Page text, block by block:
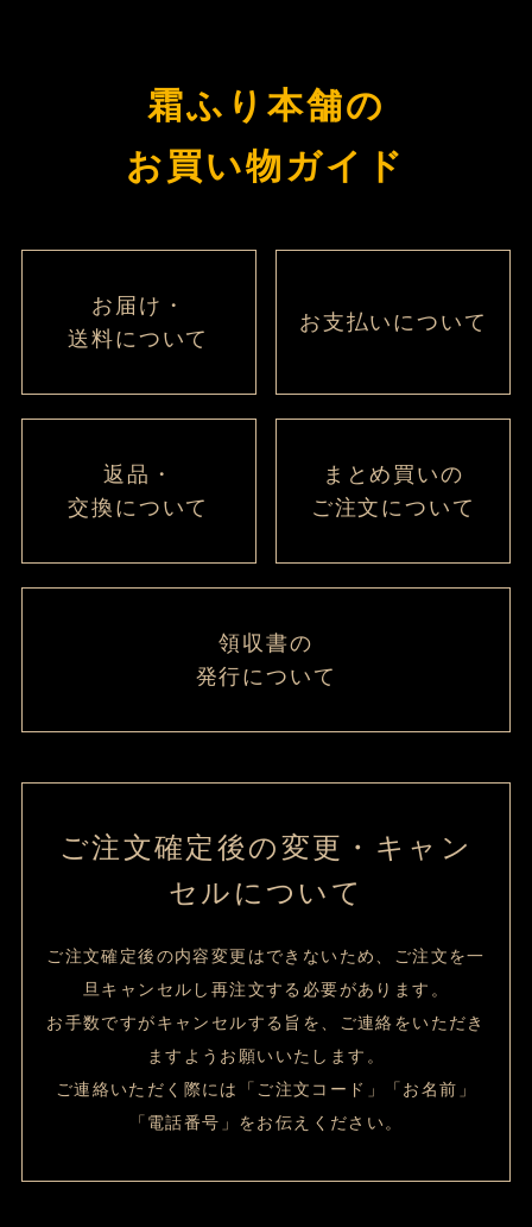
霜ふり本舗の
お買い物ガイド
お届け・
送料について
お支払いについて
返品・
交換について
まとめ買いの
ご注文について
領収書の
発行について
ご注文確定後の変更・キャン
セルについて
ご注文確定後の内容変更はできないため、ご注文を一
旦キャンセルし再注文する必要があります。
お手数ですがキャンセルする旨を、ご連絡をいただき
ますようお願いいたします。
ご連絡いただく際には「ご注文コード」「お名前」
「電話番号」をお伝えください。